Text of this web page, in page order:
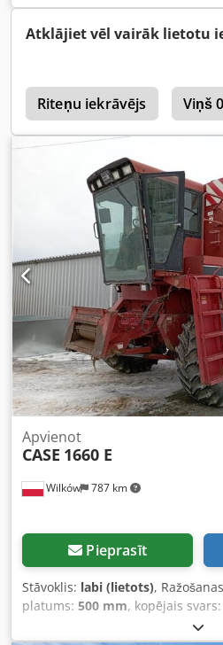
Atklājiet vēl vairāk lietotu
Riteņu iekrāvējs Viņš
Wilków 787 km
Apvienot
CASE 1660 E
Pieprasīt
Stāvoklis: labi (lietots),
platums: 500 mm, kopējais svars:
iekārtas/transportlīdzekļa numurs: